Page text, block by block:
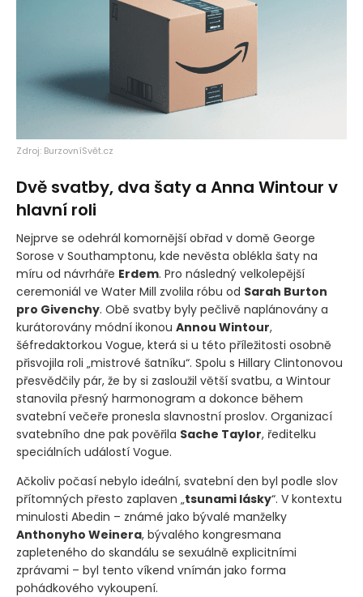
Zdroj: BurzovníSvět.cz
Dvě svatby, dva šaty a Anna Wintour v
hlavní roli
Nejprve se odehrál komornější obřad v domě George
Sorose v Southamptonu, kde nevěsta oblékla šaty na
míru od návrháře Erdem. Pro následný velkolepější
ceremoniál ve Water Mill zvolila róbu od Sarah Burton
pro Givenchy. Obě svatby byly pečlivě naplánovány a
kurátorovány módní ikonou Annou Wintour,
šéfredaktorkou Vogue, která si u této příležitosti osobně
přisvojila roli „mistrové šatníku“. Spolu s Hillary Clintonovou
přesvědčily pár, že by si zasloužil větší svatbu, a Wintour
stanovila přesný harmonogram a dokonce během
svatební večeře pronesla slavnostní proslov. Organizací
svatebního dne pak pověřila Sache Taylor, ředitelku
speciálních událostí Vogue.
Ačkoliv počasí nebylo ideální, svatební den byl podle slov
přítomných přesto zaplaven „tsunami lásky“. V kontextu
minulosti Abedin – známé jako bývalé manželky
Anthonyho Weinera, bývalého kongresmana
zapleteného do skandálu se sexuálně explicitními
zprávami – byl tento víkend vnímán jako forma
pohádkového vykoupení.